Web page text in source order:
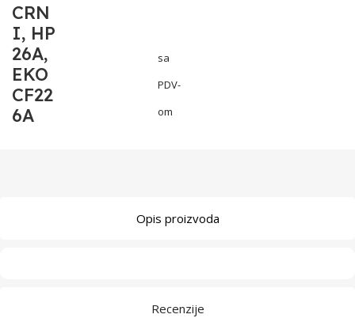
CRN
I, HP
26A,
EKO
CF22
6A
sa
PDV-
om
Opis proizvoda
Recenzije